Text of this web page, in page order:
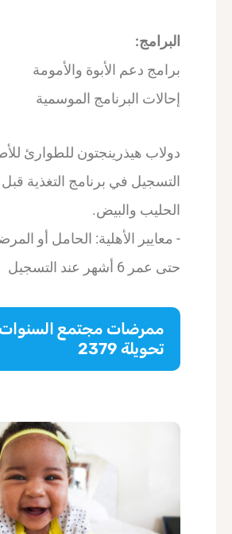
البرامج:
برامج دعم الأبوة والأمومة
إحالات البرنامج الموسمية
دولاب هيذرينجتون للطوارئ
التسجيل في برنامج التغذية قبل
الحليب والبيض.
- معايير الأهلية: الحامل أو
حتى عمر 6 أشهر عند التسجيل
ممرضات مجتمع السنوات
تحويلة 2379